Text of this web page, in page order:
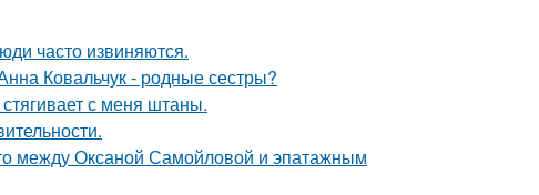
часто извиняются.
Ковальчук - родные сестры?
с меня штаны.
между Оксаной Самойловой и эпатажным